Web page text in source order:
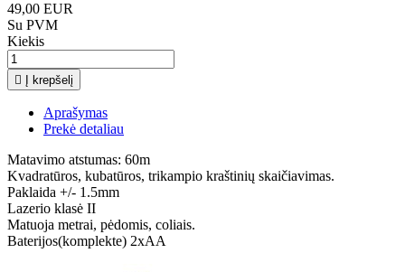
49,00 EUR
Su PVM
Kiekis
 Į krepšelį
Aprašymas
Prekė detaliau
Matavimo atstumas: 60m
Kvadratūros, kubatūros, trikampio kraštinių skaičiavimas.
Paklaida +/- 1.5mm
Lazerio klasė II
Matuoja metrai, pėdomis, coliais.
Baterijos(komplekte) 2xAA